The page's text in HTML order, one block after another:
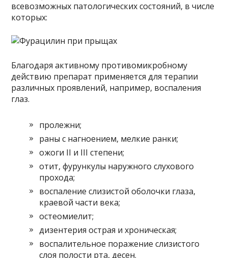
всевозможных патологических состояний, в числе
которых:
Благодаря активному противомикробному
действию препарат применяется для терапии
различных проявлений, например, воспаления
глаз.
пролежни;
раны с нагноением, мелкие ранки;
ожоги II и III степени;
отит, фурункулы наружного слухового
прохода;
воспаление слизистой оболочки глаза,
краевой части века;
остеомиелит;
дизентерия острая и хроническая;
воспалительное поражение слизистого
слоя полости рта, десен.